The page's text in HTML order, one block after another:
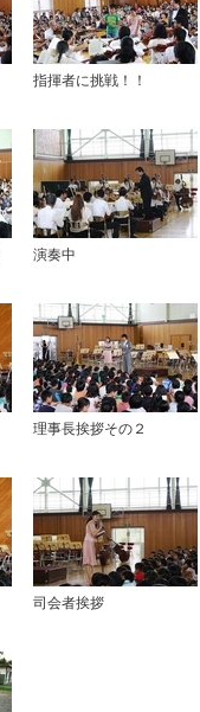
指揮者に挑戦！！
演奏中
理事長挨拶その２
司会者挨拶